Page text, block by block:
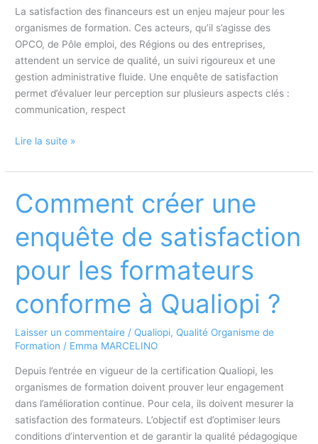
La satisfaction des financeurs est un enjeu majeur pour les
organismes de formation. Ces acteurs, qu’il s’agisse des
OPCO, de Pôle emploi, des Régions ou des entreprises,
attendent un service de qualité, un suivi rigoureux et une
gestion administrative fluide. Une enquête de satisfaction
permet d’évaluer leur perception sur plusieurs aspects clés :
communication, respect
Créer
enquête
satisfaction
les
financeurs
une
démarche
pour
la
qualité
et
la
conformité
Qualiopi
Lire la suite »
Comment créer une
enquête de satisfaction
pour les formateurs
conforme à Qualiopi ?
Laisser un commentaire / Qualiopi, Qualité Organisme de
Formation / Emma MARCELINO
Depuis l’entrée en vigueur de la certification Qualiopi, les
organismes de formation doivent prouver leur engagement
dans l’amélioration continue. Pour cela, ils doivent mesurer la
satisfaction des formateurs. L’objectif est d’optimiser leurs
conditions d’intervention et de garantir la qualité pédagogique